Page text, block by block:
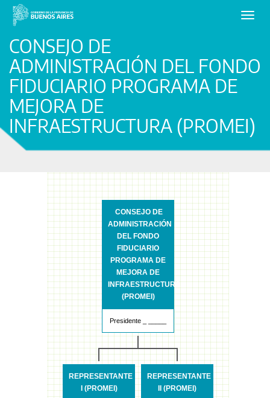
CONSEJO DE
ADMINISTRACIÓN DEL FONDO
FIDUCIARIO PROGRAMA DE
MEJORA DE
INFRAESTRUCTURA (PROMEI)
CONSEJO DE
ADMINISTRACIÓN
DEL FONDO
FIDUCIARIO
PROGRAMA DE
MEJORA DE
INFRAESTRUCTURA
(PROMEI)
Presidente _ _____
REPRESENTANTE
I (PROMEI)
REPRESENTANTE
II (PROMEI)